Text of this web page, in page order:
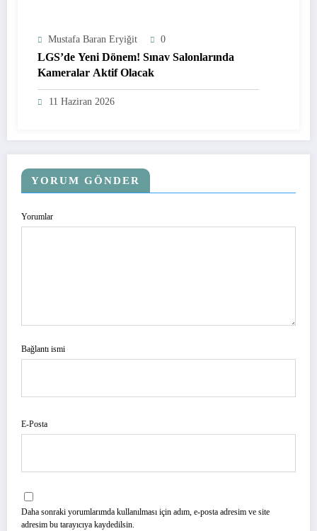
Mustafa Baran Eryiğit 0
LGS’de Yeni Dönem! Sınav Salonlarında
Kameralar Aktif Olacak
11 Haziran 2026
YORUM GÖNDER
Yorumlar
Bağlantı ismi
E-Posta
Daha sonraki yorumlarımda kullanılması için adım, e-posta adresim ve site
adresim bu tarayıcıya kaydedilsin.